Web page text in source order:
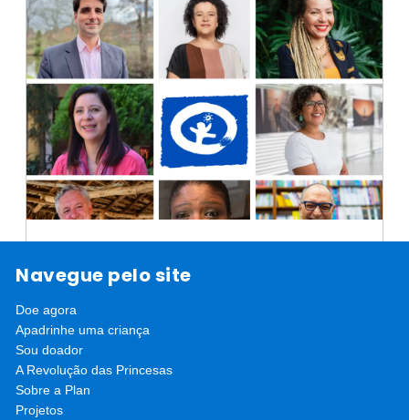
Novos membros no Conselho
Curador da Plan
Experiência em diversas áreas nos setores
público, privado e em organizações não
governamentais dão aos…
Navegue pelo site
Doe agora
Apadrinhe uma criança
Sou doador
A Revolução das Princesas
Sobre a Plan
Projetos